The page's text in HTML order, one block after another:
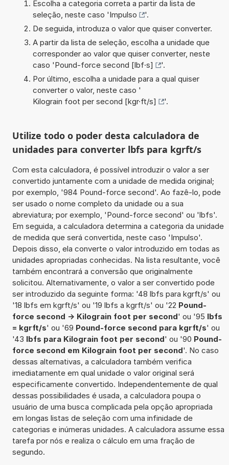
Escolha a categoria correta a partir da lista de
seleção, neste caso 'Impulso
'.
De seguida, introduza o valor que quiser converter.
A partir da lista de seleção, escolha a unidade que
corresponder ao valor que quiser converter, neste
caso 'Pound-force second [lbf·s]
'.
Por último, escolha a unidade para a qual quiser
converter o valor, neste caso '
Kilograin foot per second [kgr·ft/s]
'.
Utilize todo o poder desta calculadora de
unidades para converter lbfs para kgrft/s
Com esta calculadora, é possível introduzir o valor a ser
convertido juntamente com a unidade de medida original;
por exemplo, '984 Pound-force second'. Ao fazê-lo, pode
ser usado o nome completo da unidade ou a sua
abreviatura; por exemplo, 'Pound-force second' ou 'lbfs'.
Em seguida, a calculadora determina a categoria da unidade
de medida que será convertida, neste caso 'Impulso'.
Depois disso, ela converte o valor introduzido em todas as
unidades apropriadas conhecidas. Na lista resultante, você
também encontrará a conversão que originalmente
solicitou. Alternativamente, o valor a ser convertido pode
ser introduzido da seguinte forma: '48 lbfs para kgrft/s' ou
'18 lbfs em kgrft/s' ou '19 lbfs a kgrft/s' ou '22 Pound-
force second -> Kilograin foot per second' ou '95 lbfs
= kgrft/s' ou '69 Pound-force second para kgrft/s' ou
'43 lbfs para Kilograin foot per second' ou '90 Pound-
force second em Kilograin foot per second'. No caso
dessas alternativas, a calculadora também verifica
imediatamente em qual unidade o valor original será
especificamente convertido. Independentemente de qual
dessas possibilidades é usada, a calculadora poupa o
usuário de uma busca complicada pela opção apropriada
em longas listas de seleção com uma infinidade de
categorias e inúmeras unidades. A calculadora assume essa
tarefa por nós e realiza o cálculo em uma fração de
segundo.